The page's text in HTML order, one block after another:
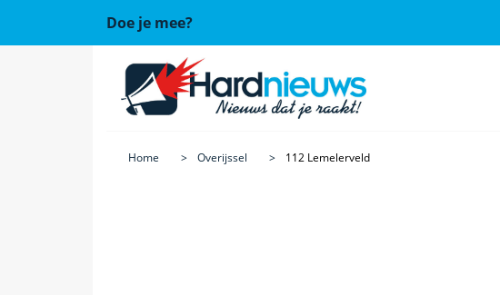
Doe je mee?
Home Overijssel 112 Lemelerveld